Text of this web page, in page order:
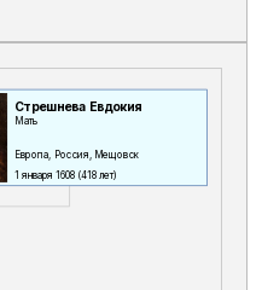
Стрешнева Евдокия
Мать
Европа, Россия, Мещовск
1 января 1608 (418 лет)